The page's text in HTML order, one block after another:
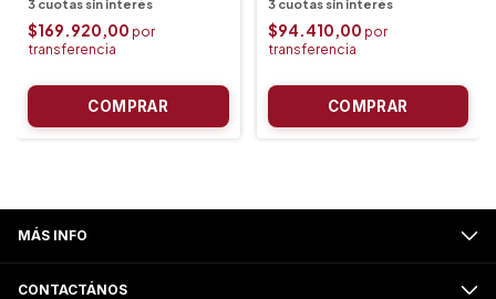
$169.920,00 $94.410,00
MÁS INFO
CONTACTÁNOS